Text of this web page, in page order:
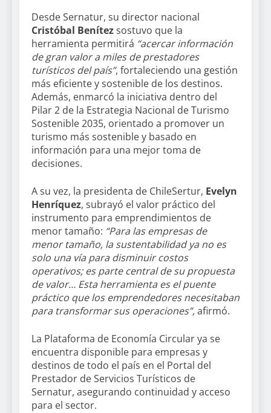
Desde Sernatur, su director nacional
Cristóbal Benítezsostuvo que la
herramienta permitirá “acercar información
de gran valor a miles de prestadores
turísticos del país”, fortaleciendo una gestión
más eficiente y sostenible de los destinos.
Además, enmarcó la iniciativa dentro del
Pilar 2 de la Estrategia Nacional de Turismo
Sostenible 2035, orientado a promover un
turismo más sostenible y basado en
información para una mejor toma de
decisiones.
A su vez, la presidenta de ChileSertur, Evelyn
Henríquez, subrayó el valor práctico del
instrumento para emprendimientos de
menor tamaño: “Para las empresas de
menor tamaño, la sustentabilidad ya no es
solo una vía para disminuir costos
operativos; es parte central de su propuesta
de valor… Esta herramienta es el puente
práctico que los emprendedores necesitaban
para transformar sus operaciones”,afirmó.
La Plataforma de Economía Circular ya se
encuentra disponible para empresas y
destinos de todo el país en el Portal del
Prestador de Servicios Turísticos de
Sernatur, asegurando continuidad y acceso
para el sector.